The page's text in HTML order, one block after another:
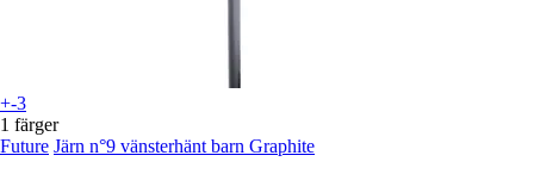
+-3
1 färger
Future Järn n°9 vänsterhänt barn Graphite